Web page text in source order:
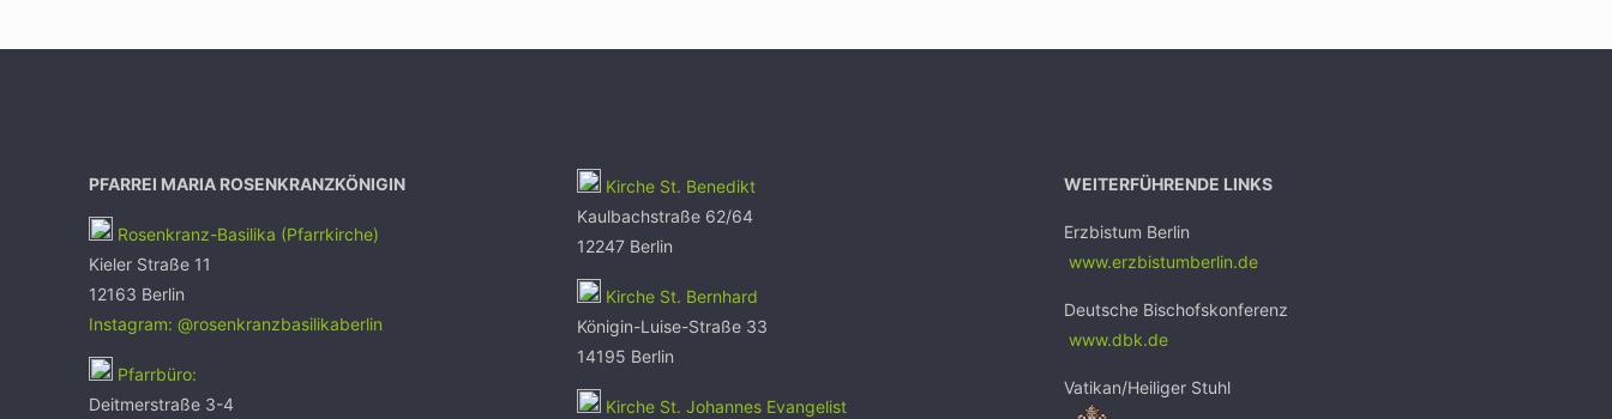
PFARREI MARIA ROSENKRANZKÖNIGIN
Rosenkranz-Basilika (Pfarrkirche)
Kieler Straße 11
12163 Berlin
Instagram: @rosenkranzbasilikaberlin
Pfarrbüro:
Deitmerstraße 3-4
Kirche St. Benedikt
Kaulbachstraße 62/64
12247 Berlin
Kirche St. Bernhard
Königin-Luise-Straße 33
14195 Berlin
Kirche St. Johannes Evangelist
WEITERFÜHRENDE LINKS
Erzbistum Berlin
www.erzbistumberlin.de
Deutsche Bischofskonferenz
www.dbk.de
Vatikan/Heiliger Stuhl